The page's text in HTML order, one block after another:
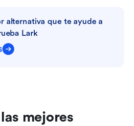
alternativa que te ayude a
Lark
mejores